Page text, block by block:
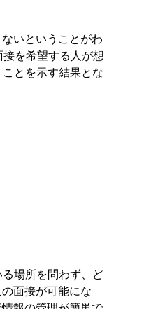
いということがわ
を希望する人が想
とを示す結果とな
場所を問わず、ど
面接が可能にな